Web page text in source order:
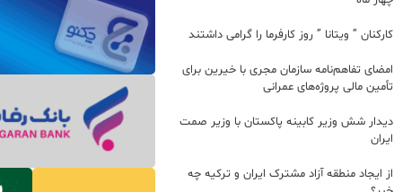
کارکنان ” ویتانا ” روز کارفرما را گرامی داشتند
امضای تفاهم‌نامه سازمان مجری با خیرین برای
تأمین مالی پروژه‌های عمرانی
دیدار شش وزیر کابینه پاکستان با وزير صمت
ایران
از ایجاد منطقه آزاد مشترک ایران و ترکیه چه